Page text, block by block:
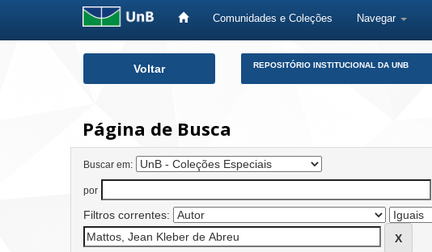
Comunidades e Coleções Navegar
Voltar REPOSITÓRIO INSTITUCIONAL DA UNB
Página de Busca
Buscar em:
por
Filtros correntes: